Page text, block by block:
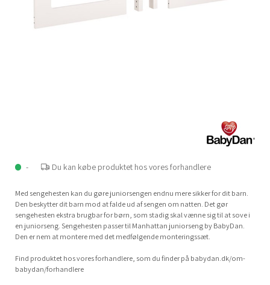
- Du kan købe produktet hos vores forhandlere
Med sengehesten kan du gøre juniorsengen endnu mere sikker for dit barn.
Den beskytter dit barn mod at falde ud af sengen om natten. Det gør
sengehesten ekstra brugbar for børn, som stadig skal vænne sig til at sove i
en juniorseng. Sengehesten passer til Manhattan juniorseng by BabyDan.
Den er nem at montere med det medfølgende monteringssæt.
Find produktet hos vores forhandlere, som du finder på babydan.dk/om-
babydan/forhandlere